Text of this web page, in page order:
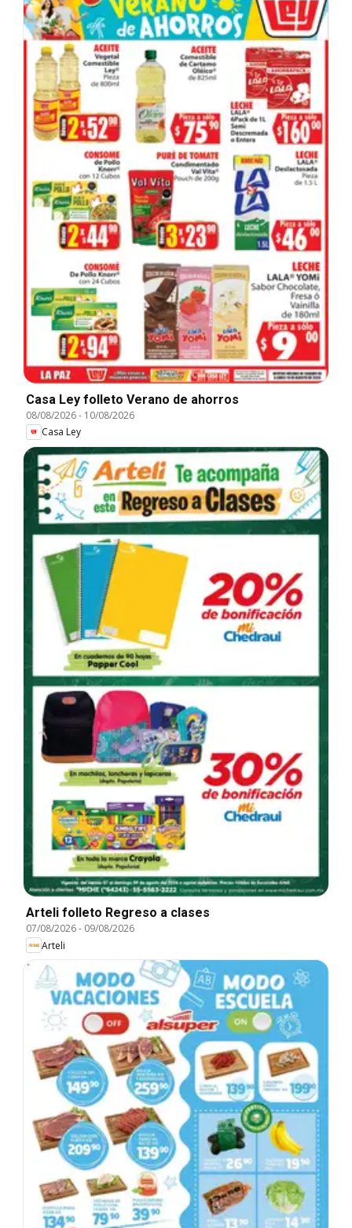
Casa Ley folleto Verano de ahorros
08/08/2026- 10/08/2026
Casa Ley
Arteli folleto Regreso a clases
07/08/2026- 09/08/2026
Arteli